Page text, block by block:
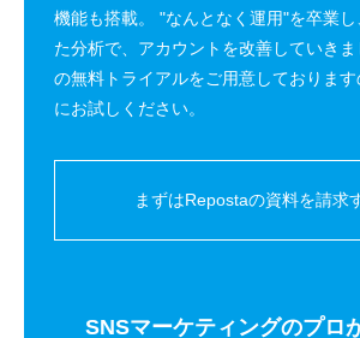
機能も搭載。 "なんとなく運用"を卒業
た分析で、アカウントを改善していき
の無料トライアルをご用意しておりま
にお試しください。
まずはRepostaの資料を請求
SNSマーケティングのプロ